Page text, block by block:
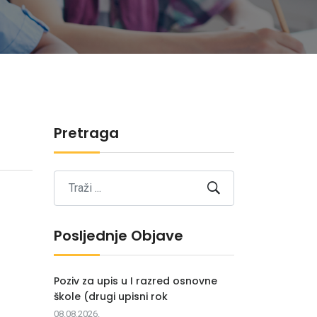
Pretraga
Posljednje Objave
Poziv za upis u I razred osnovne
škole (drugi upisni rok
08.08.2026.